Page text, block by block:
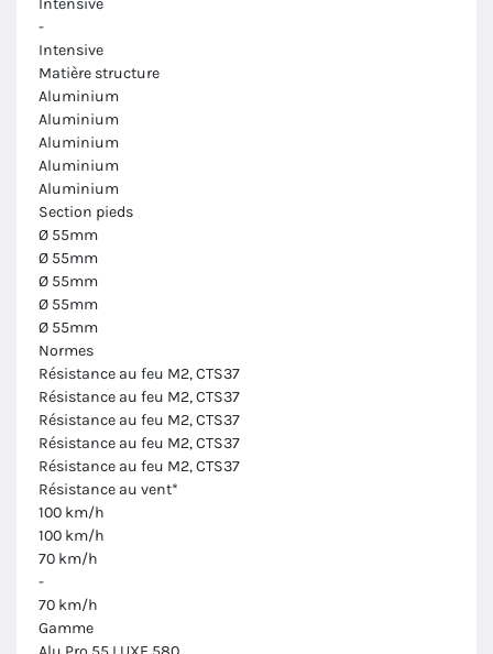
-
Intensive
Matière structure
Aluminium
Aluminium
Aluminium
Aluminium
Aluminium
Section pieds
Ø 55mm
Ø 55mm
Ø 55mm
Ø 55mm
Ø 55mm
Normes
Résistance au feu M2, CTS37
Résistance au feu M2, CTS37
Résistance au feu M2, CTS37
Résistance au feu M2, CTS37
Résistance au feu M2, CTS37
Résistance au vent*
100 km/h
100 km/h
70 km/h
-
70 km/h
Gamme